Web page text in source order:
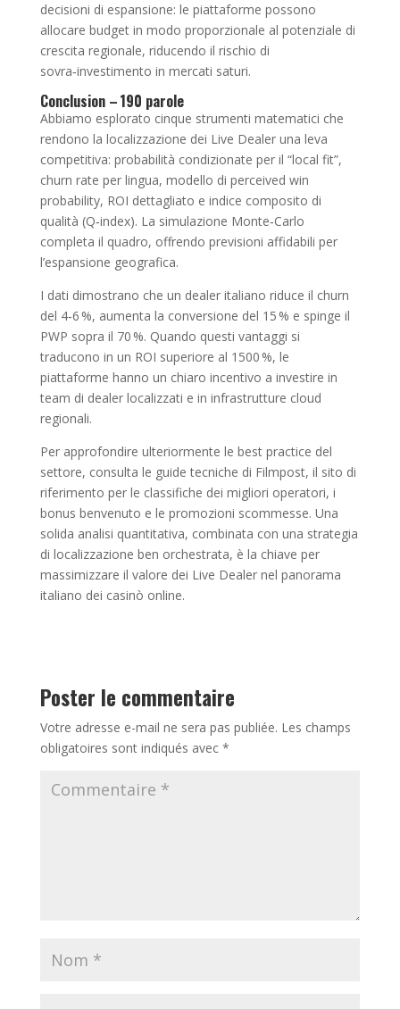
decisioni di espansione: le piattaforme possono
allocare budget in modo proporzionale al potenziale di
crescita regionale, riducendo il rischio di
sovra‑investimento in mercati saturi.
Conclusion – 190 parole
Abbiamo esplorato cinque strumenti matematici che
rendono la localizzazione dei Live Dealer una leva
competitiva: probabilità condizionate per il “local fit”,
churn rate per lingua, modello di perceived win
probability, ROI dettagliato e indice composito di
qualità (Q‑index). La simulazione Monte‑Carlo
completa il quadro, offrendo previsioni affidabili per
l’espansione geografica.
I dati dimostrano che un dealer italiano riduce il churn
del 4‑6 %, aumenta la conversione del 15 % e spinge il
PWP sopra il 70 %. Quando questi vantaggi si
traducono in un ROI superiore al 1500 %, le
piattaforme hanno un chiaro incentivo a investire in
team di dealer localizzati e in infrastrutture cloud
regionali.
Per approfondire ulteriormente le best practice del
settore, consulta le guide tecniche di Filmpost, il sito di
riferimento per le classifiche dei migliori operatori, i
bonus benvenuto e le promozioni scommesse. Una
solida analisi quantitativa, combinata con una strategia
di localizzazione ben orchestrata, è la chiave per
massimizzare il valore dei Live Dealer nel panorama
italiano dei casinò online.
Poster le commentaire
Votre adresse e-mail ne sera pas publiée. Les champs
obligatoires sont indiqués avec *